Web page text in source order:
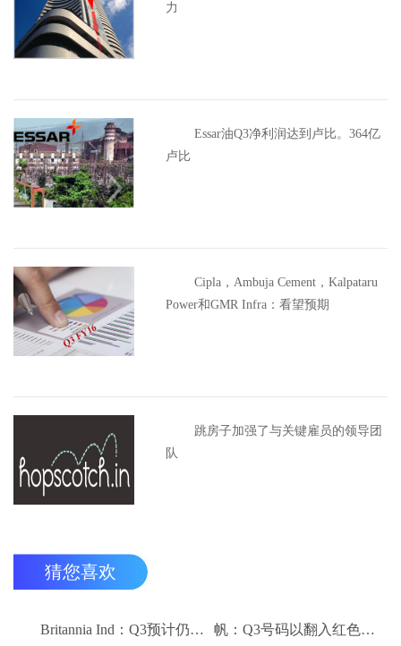
力
Essar油Q3净利润达到卢比。364亿
卢比
Cipla，Ambuja Cement，Kalpataru
Power和GMR Infra：看望预期
跳房子加强了与关键雇员的领导团
队
猜您喜欢
Britannia Ind：Q3预计仍然保持强劲 帆：Q3号码以翻入红色领域